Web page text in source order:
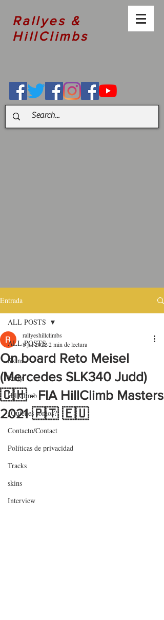
Rallyes &
HillClimbs
Entrada
ALL POSTS
Skins
Rally
HillClimb
¿Quiénes somos?
Contacto/Contact
Políticas de privacidad
Tracks
skins
Interview
ALL POSTS
On board Reto Meisel
(Mercedes SLK340 Judd)
🇨🇭 - FIA HillClimb Masters
2021 🇵🇹 🇪🇺
rallyeshillclimbs
8 jul 20222 min de lectura